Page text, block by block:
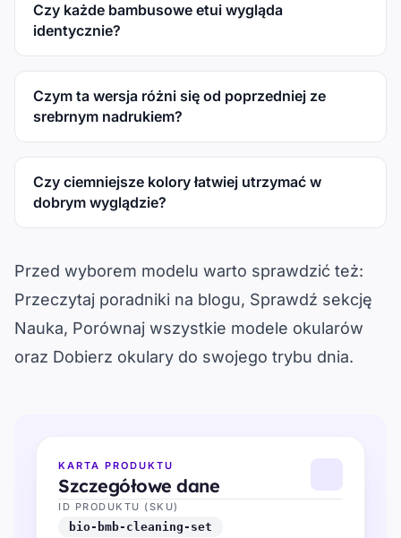
Czy każde bambusowe etui wygląda
identycznie?
Czym ta wersja różni się od poprzedniej ze
srebrnym nadrukiem?
Czy ciemniejsze kolory łatwiej utrzymać w
dobrym wyglądzie?
Przed wyborem modelu warto sprawdzić też:
Przeczytaj poradniki na blogu, Sprawdź sekcję
Nauka, Porównaj wszystkie modele okularów
oraz Dobierz okulary do swojego trybu dnia.
KARTA PRODUKTU
Szczegółowe dane
ID PRODUKTU (SKU)
bio-bmb-cleaning-set